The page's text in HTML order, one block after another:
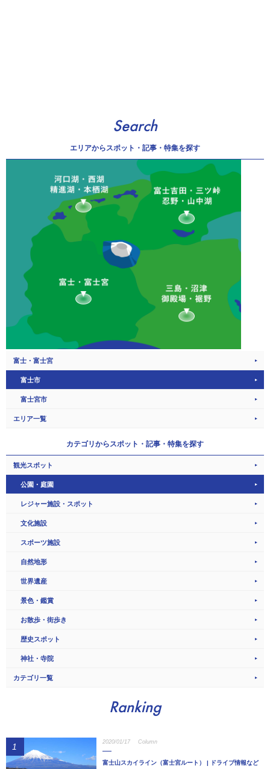
Search
エリアからスポット・記事・特集を探す
富士・富士宮
富士市
富士宮市
エリア一覧
カテゴリからスポット・記事・特集を探す
観光スポット
公園・庭園
レジャー施設・スポット
文化施設
スポーツ施設
自然地形
世界遺産
景色・鑑賞
お散歩・街歩き
歴史スポット
神社・寺院
カテゴリ一覧
Ranking
1 2020/01/17 Column
富士山スカイライン（富士宮ルート） | ドライブ情報など